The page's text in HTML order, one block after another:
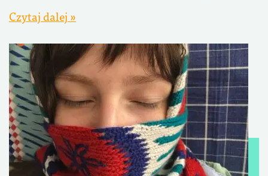
Czytaj dalej »